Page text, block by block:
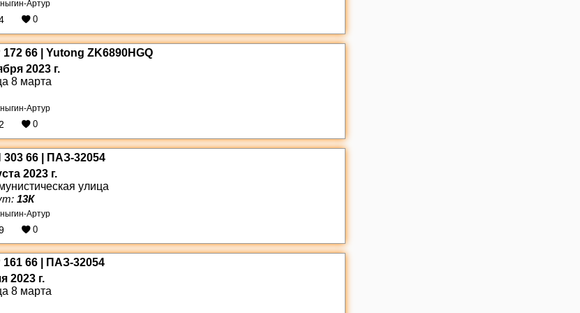
Артур
0
172 66 | Yutong ZK6890HGQ
2023 г.
8 марта
Артур
0
303 66 | ПАЗ-32054
2023 г.
улица
13К
Артур
0
161 66 | ПАЗ-32054
2023 г.
8 марта